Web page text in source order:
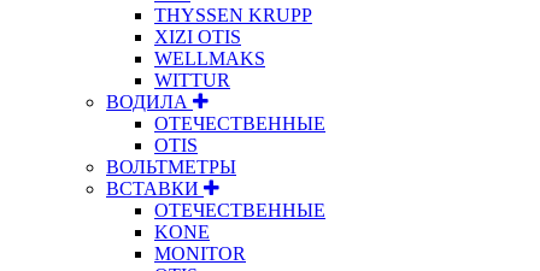
THYSSEN KRUPP
XIZI OTIS
WELLMAKS
WITTUR
ВОДИЛА
ОТЕЧЕСТВЕННЫЕ
OTIS
ВОЛЬТМЕТРЫ
ВСТАВКИ
ОТЕЧЕСТВЕННЫЕ
KONE
MONITOR